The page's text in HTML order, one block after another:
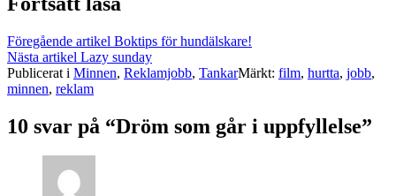
Föregående artikel Boktips för hundälskare!
Nästa artikel Lazy sunday
Publicerat i Minnen, Reklamjobb, TankarMärkt: film, hurtta, jobb,
minnen, reklam
10 svar på “Dröm som går i uppfyllelse”